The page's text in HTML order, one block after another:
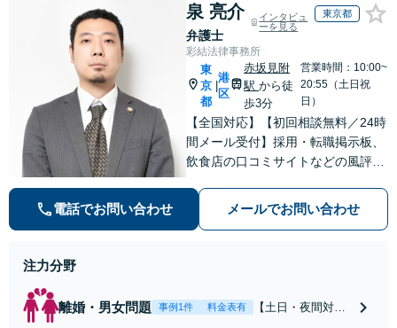
泉 亮介
弁護士
インタビュ
ーを見る
東京都
彩結法律事務所
東
京
都
港
区
赤坂見附
駅 から徒
歩3分
営業時間：10:00~
20:55（土日祝
日）
【全国対応】【初回相談無料／24時
間メール受付】採用・転職掲示板、
飲食店の口コミサイトなどの風評被
の種類を問わず相談可。可能な限り
早期対応で駆けつけサポート【労
電話でお問い合わせ メールでお問い合わせ
注力分野
離婚・男女問題 事例1件 料金表有
【土日・夜間対応